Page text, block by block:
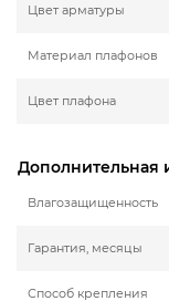
Цвет арматуры
Материал плафонов
Цвет плафона
Дополнительная
Влагозащищенность
Гарантия, месяцы
Способ крепления